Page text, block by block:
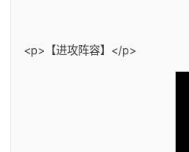
<p>【进攻阵容】</p>